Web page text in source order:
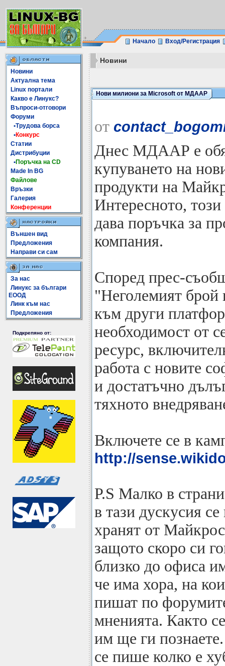
Начало Вход/Регистрация
Новини
Актуална тема
Linux портали
Какво е Линукс?
Въпроси-отговори
Форуми
•Трудова борса
•Конкурс
Статии
Дистрибуции
•Поръчка на CD
Made In BG
Файлове
Връзки
Галерия
Конференции
Външен вид
Предложения
Направи си сам
За нас
Линукс за българи
ЕООД
Линк към нас
Предложения
Подкрепяно от:
Новини
Нови милиони за Microsoft от МДААР
от
Днес МДААР е
купуването на
продукти на
Интересното,
дава поръчка за
компания.
Според прес-
"Неголемият брой
към други
необходимост от
ресурс,
работа с новите
и достатъчно
тяхното
Включете се в
http://
P.S Малко в
в тази дускусия
хранят от
защото скоро си
близко до офиса
че има хора, на
пишат по
мненията. Както
им ще ги
се пише колко е